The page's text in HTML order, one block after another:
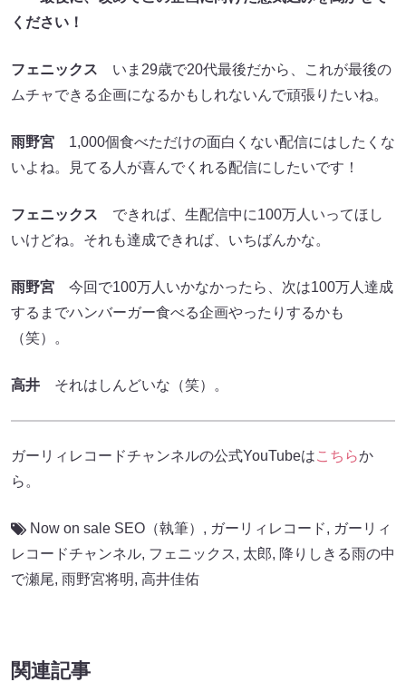
ください！
フェニックス いま29歳で20代最後だから、これが最後の
ムチャできる企画になるかもしれないんで頑張りたいね。
雨野宮 1,000個食べただけの面白くない配信にはしたくな
いよね。見てる人が喜んでくれる配信にしたいです！
フェニックス できれば、生配信中に100万人いってほし
いけどね。それも達成できれば、いちばんかな。
雨野宮 今回で100万人いかなかったら、次は100万人達成
するまでハンバーガー食べる企画やったりするかも
（笑）。
高井 それはしんどいな（笑）。
ガーリィレコードチャンネルの公式YouTubeはこちらか
ら。
Now on sale SEO（執筆） , ガーリィレコード, ガーリィ
レコードチャンネル, フェニックス, 太郎, 降りしきる雨の中
で瀬尾, 雨野宮将明, 高井佳佑
関連記事